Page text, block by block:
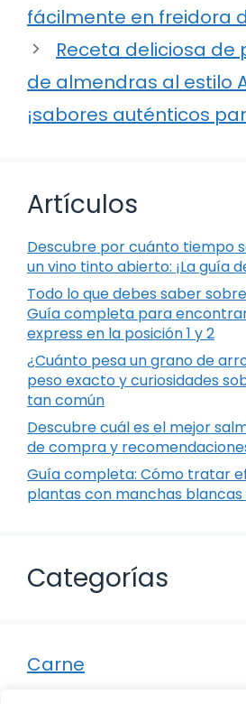
fácilmente en freidora
Receta deliciosa de
de almendras al estilo
¡sabores auténticos
Artículos
Descubre por cuánto tiempo
un vino tinto abierto: ¡La guía
Todo lo que debes saber
Guía completa para
express en la posición 1 y 2
¿Cuánto pesa un grano de
peso exacto y curiosidades
tan común
Descubre cuál es el mejor
de compra y
Guía completa: Cómo tratar
plantas con manchas blancas
Categorías
Carne